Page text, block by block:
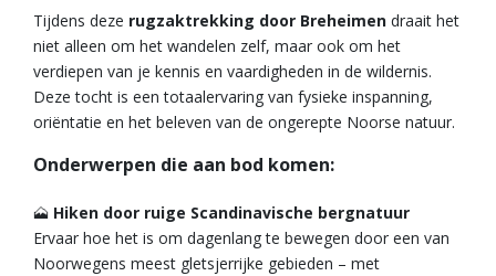
Tijdens deze rugzaktrekking door Breheimen draait het
niet alleen om het wandelen zelf, maar ook om het
verdiepen van je kennis en vaardigheden in de wildernis.
Deze tocht is een totaalervaring van fysieke inspanning,
oriëntatie en het beleven van de ongerepte Noorse natuur.
Onderwerpen die aan bod komen:
🗻 Hiken door ruige Scandinavische bergnatuur
Ervaar hoe het is om dagenlang te bewegen door een van
Noorwegens meest gletsjerrijke gebieden – met